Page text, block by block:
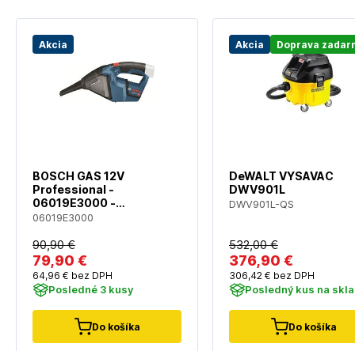
Akcia
BOSCH GAS 12V
Professional -
06019E3000 -
Akumulátorový vysávac -
nabíjacky
06019E3000
90,90 €
79,90 €
64,96 € bez DPH
Posledné 3 kusy
Do košíka
Akcia Doprava
DeWALT VYSAVAC
DWV901L
DWV901L-QS
532,00 €
376,90 €
306,42 € bez DPH
Posledný kus na
Do košíka